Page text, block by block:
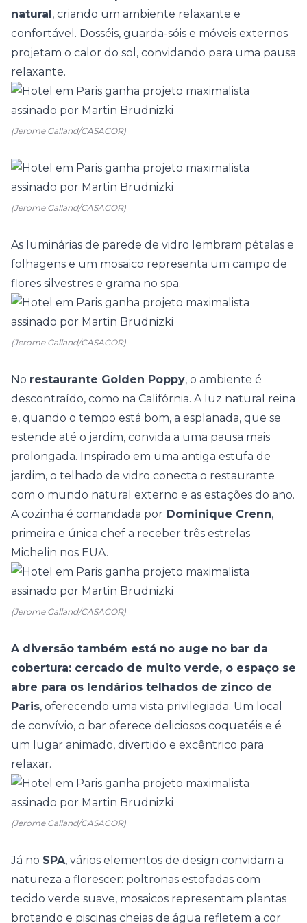
natural, criando um ambiente relaxante e
confortável. Dosséis, guarda-sóis e móveis externos
projetam o calor do sol, convidando para uma pausa
relaxante.
(Jerome Galland/CASACOR)
(Jerome Galland/CASACOR)
As luminárias de parede de vidro lembram pétalas e
folhagens e um mosaico representa um campo de
flores silvestres e grama no spa.
(Jerome Galland/CASACOR)
No restaurante Golden Poppy, o ambiente é
descontraído, como na Califórnia. A luz natural reina
e, quando o tempo está bom, a esplanada, que se
estende até o jardim, convida a uma pausa mais
prolongada. Inspirado em uma antiga estufa de
jardim, o telhado de vidro conecta o restaurante
com o mundo natural externo e as estações do ano.
A cozinha é comandada por Dominique Crenn,
primeira e única chef a receber três estrelas
Michelin nos EUA.
(Jerome Galland/CASACOR)
A diversão também está no auge no bar da
cobertura: cercado de muito verde, o espaço se
abre para os lendários telhados de zinco de
Paris, oferecendo uma vista privilegiada. Um local
de convívio, o bar oferece deliciosos coquetéis e é
um lugar animado, divertido e excêntrico para
relaxar.
(Jerome Galland/CASACOR)
Já no SPA, vários elementos de design convidam a
natureza a florescer: poltronas estofadas com
tecido verde suave, mosaicos representam plantas
brotando e piscinas cheias de água refletem a cor